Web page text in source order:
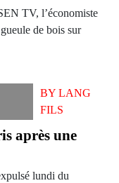
TV, l’économiste
de bois sur
BY LANG
FILS
après une
lundi du